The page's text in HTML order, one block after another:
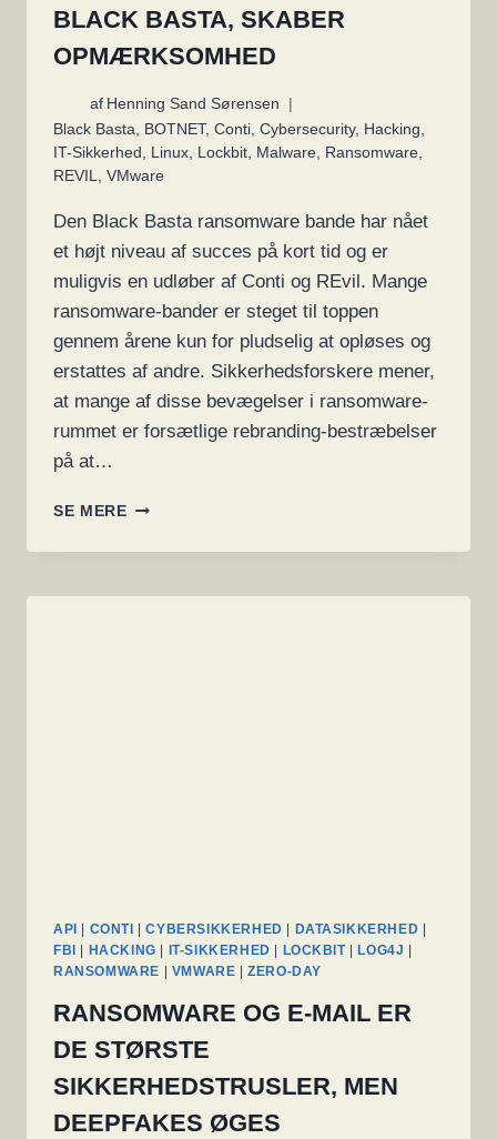
BLACK BASTA, SKABER
OPMÆRKSOMHED
af Henning Sand Sørensen
Black Basta
BOTNET, Conti Cybersecurity, Hacking
IT-Sikkerhed
Linux Lockbit Malware Ransomware
REVIL
VMware
Den Black Basta ransomware bande har nået
et højt niveau af succes på kort tid og er
muligvis en udløber af Conti og REvil. Mange
ransomware-bander er steget til toppen
gennem årene kun for pludselig at opløses og
erstattes af andre. Sikkerhedsforskere mener,
at mange af disse bevægelser i ransomware-
rummet er forsætlige rebranding-bestræbelser
på at…
SE MERENY
TRUSSEL,
BASTA,
API | CONTI |CYBERSIKKERHED | DATASIKKERHED |
FBI | HACKING | IT-SIKKERHED | LOCKBIT|LOG4J |
RANSOMWARE | VMWARE |ZERO-DAY
RANSOMWARE OG E-MAIL ER
DE STØRSTE
SIKKERHEDSTRUSLER, MEN
DEEPFAKES ØGES